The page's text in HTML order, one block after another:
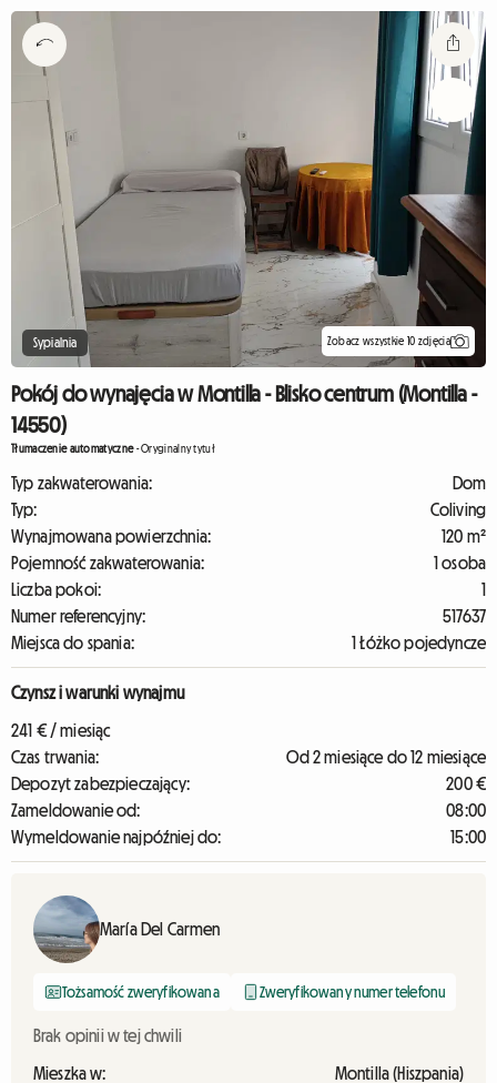
Sypialnia Zobacz wszystkie 10 zdjęcia
Pokój do wynajęcia w Montilla - Blisko centrum (Montilla -
14550)
Tłumaczenie automatyczne-Oryginalny tytuł
Typ zakwaterowania:
Dom
Typ:
Coliving
Wynajmowana powierzchnia:
120 m²
Pojemność zakwaterowania:
1 osoba
Liczba pokoi:
1
Numer referencyjny:
517637
Miejsca do spania:
1 Łóżko pojedyncze
Czynsz i warunki wynajmu
241 € / miesiąc
Czas trwania:
Od 2 miesiące do 12 miesiące
Depozyt zabezpieczający:
200 €
Zameldowanie od:
08:00
Wymeldowanie najpóźniej do:
15:00
María Del Carmen
Tożsamość zweryfikowana Zweryfikowany numer telefonu
Brak opinii w tej chwili
Mieszka w:
Montilla (Hiszpania)